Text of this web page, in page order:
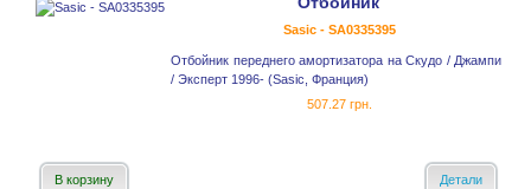
Sasic - SA0335395
Отбойник переднего амортизатора на Скудо / Джампи
/ Эксперт 1996- (Sasic, Франция)
507.27 грн.
В корзину Детали